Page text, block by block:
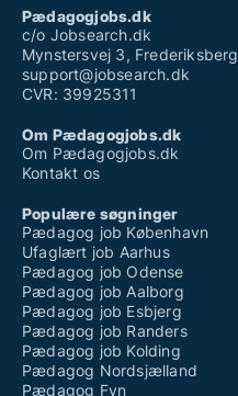
Pædagogjobs.dk
c/o Jobsearch.dk
Mynstersvej 3, Frederiksberg
support@jobsearch.dk
CVR: 39925311
Om Pædagogjobs.dk
Om Pædagogjobs.dk
Kontakt os
Populære søgninger
Pædagog job København
Ufaglært job Aarhus
Pædagog job Odense
Pædagog job Aalborg
Pædagog job Esbjerg
Pædagog job Randers
Pædagog job Kolding
Pædagog Nordsjælland
Pædagog Fyn